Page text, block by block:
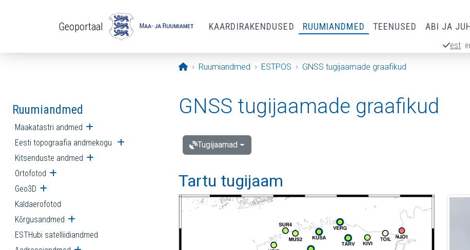
Geoportaal KAARDIRAKENDUSED RUUMIANDMED TEENUSED ABI JA
est
Avaleht
Ruumiandmed ESTPOS GNSS tugijaamade graafikud
Ruumiandmed
Maakatastri andmed Ava alammenüü
Eesti topograafia andmekogu Ava alammenüü
Kitsenduste andmed Ava alammenüü
Ortofotod Ava alammenüü
Geo3D Ava alammenüü
Kaldaerofotod
Kõrgusandmed Ava alammenüü
ESTHubi satelliidiandmed
GNSS tugijaamade graafikud
Tugijaamad
Tartu tugijaam